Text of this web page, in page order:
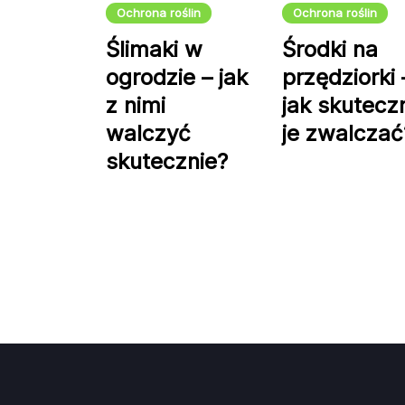
Ochrona roślin
Ślimaki w
ogrodzie – jak
z nimi
walczyć
skutecznie?
Ochrona roślin
Środki na
przędziorki
jak
je